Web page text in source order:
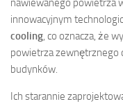
nawiewanego powietrza
innowacyjnym
cooling, co oznacza, że
powietrza
budynków.
Ich starannie